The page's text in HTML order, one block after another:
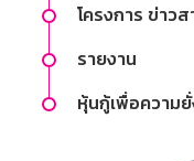
โครงการ ข่าว
รายงาน
หุ้นกู้เพื่อความ